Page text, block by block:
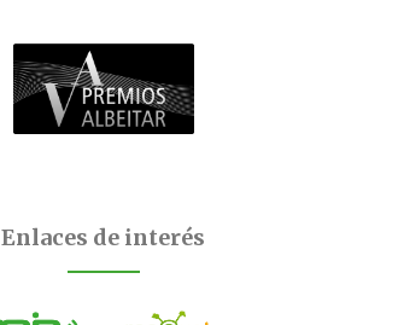
Enlaces de interés